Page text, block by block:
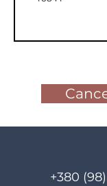
+380